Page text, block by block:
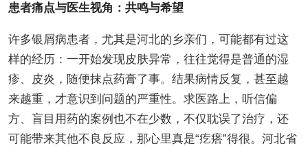
患者痛点与医生视角：共鸣与希望
许多银屑病患者，尤其是河北的乡亲们，可能都有过这
样的经历：一开始发现皮肤异常，往往觉得是普通的湿
疹、皮炎，随便抹点药膏了事。结果病情反复，甚至越
来越重，才意识到问题的严重性。求医路上，听信偏
方、盲目用药的案例也不在少数，不仅耽误了治疗，还
可能带来其他不良反应，那心里真是“疙瘩”得很。河北省